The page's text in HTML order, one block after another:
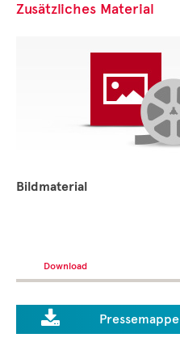
Zusätzliches Material
Bildmaterial
Download
 Pressemappe